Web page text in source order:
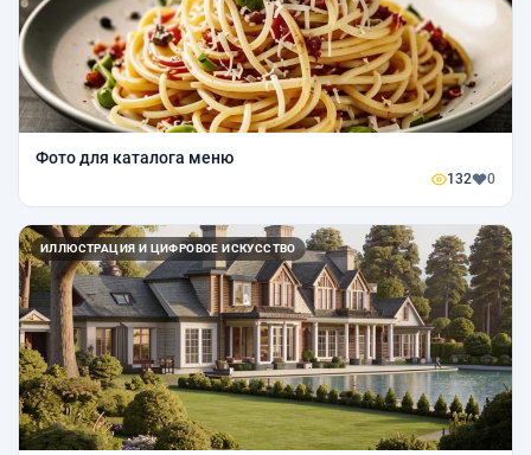
Фото для каталога меню
132 0
ИЛЛЮСТРАЦИЯ И ЦИФРОВОЕ ИСКУССТВО